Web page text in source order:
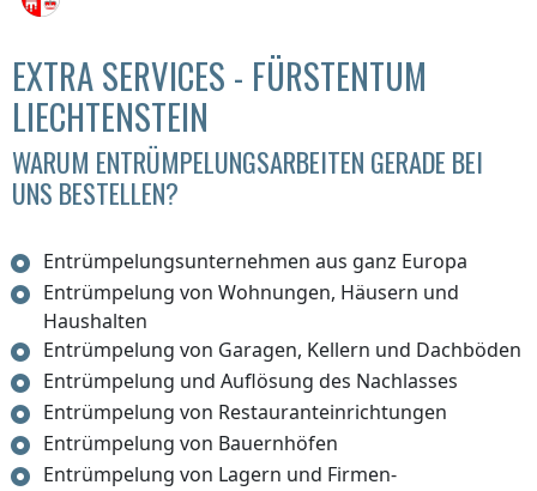
EXTRA SERVICES - FÜRSTENTUM
LIECHTENSTEIN
WARUM ENTRÜMPELUNGSARBEITEN GERADE BEI
UNS BESTELLEN?
Entrümpelungsunternehmen aus ganz Europa
Entrümpelung von Wohnungen, Häusern und
Haushalten
Entrümpelung von Garagen, Kellern und Dachböden
Entrümpelung und Auflösung des Nachlasses
Entrümpelung von Restauranteinrichtungen
Entrümpelung von Bauernhöfen
Entrümpelung von Lagern und Firmen-